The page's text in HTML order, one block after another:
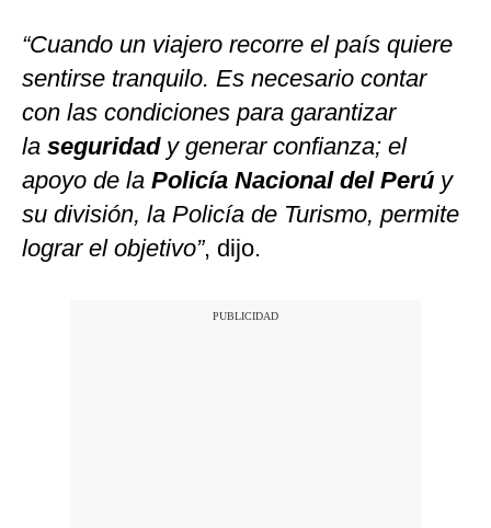
“Cuando un viajero recorre el país quiere
sentirse tranquilo. Es necesario contar
con las condiciones para garantizar
la seguridady generar confianza; el
apoyo de la Policía Nacional del Perú y
su división, la Policía de Turismo, permite
lograr el objetivo”, dijo.